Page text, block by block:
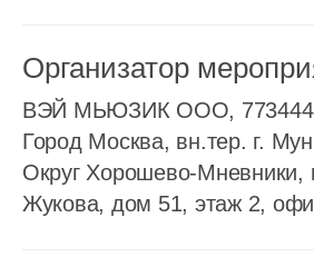
Организатор
ВЭЙ МЬЮЗИК ООО,
Город Москва, вн.тер. г.
Округ Хорошево-
Жукова, дом 51, этаж 2,